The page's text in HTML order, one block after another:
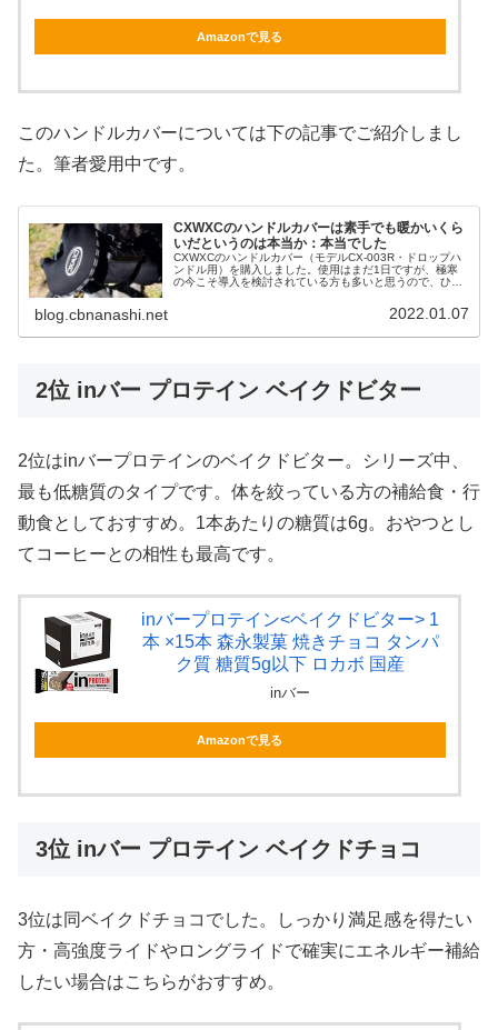
Amazonで見る
このハンドルカバーについては下の記事でご紹介しまし
た。筆者愛用中です。
CXWXCのハンドルカバーは素手でも暖かいくら
いだというのは本当か：本当でした
CXWXCのハンドルカバー（モデルCX-003R・ドロップハ
ンドル用）を購入しました。使用はまだ1日ですが、極寒
の今こそ導入を検討されている方も多いと思うので、ひと
blog.cbnanashi.net 2022.01.07
2位 inバー プロテイン ベイクドビター
2位はinバープロテインのベイクドビター。シリーズ中、
最も低糖質のタイプです。体を絞っている方の補給食・行
動食としておすすめ。1本あたりの糖質は6g。おやつとし
てコーヒーとの相性も最高です。
inバープロテイン<ベイクドビター> 1
本 ×15本 森永製菓 焼きチョコ タンパ
ク質 糖質5g以下 ロカボ 国産
inバー
Amazonで見る
3位 inバー プロテイン ベイクドチョコ
3位は同ベイクドチョコでした。しっかり満足感を得たい
方・高強度ライドやロングライドで確実にエネルギー補給
したい場合はこちらがおすすめ。